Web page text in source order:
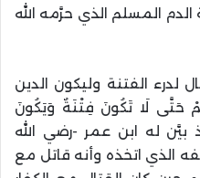
المسلم الذي حرَّمه الله
لدرء الفتنة وليكون الدين
حَتَّى لَا تَكُونَ فِتْنَةٌ وَيَكُونَ
193]، حينئذ بيَّن له ابن عمر -رضي الله
الذي اتخذه وأنه قاتل مع